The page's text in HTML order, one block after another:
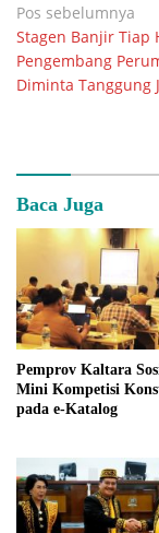
Navigasi
pos
Pos sebelumnya
Stagen Banjir Tiap
Pengembang
Diminta Tanggung
Baca Juga
Pemprov Kaltara
Mini Kompetisi
pada e-Katalog